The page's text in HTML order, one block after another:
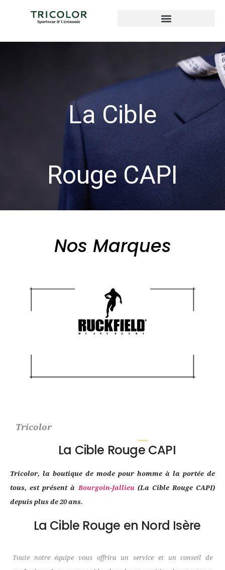
La Cible
Rouge CAPI
Nos Marques
La Cible Rouge en Nord Isère
Toute notre équipe vous offrira un service et un conseil de
Tricolor
La Cible Rouge CAPI
Tricolor, la boutique de mode pour homme à la portée de
tous, est présent àBourgoin-Jallieu(La Cible Rouge CAPI)
depuis plus de 20 ans.